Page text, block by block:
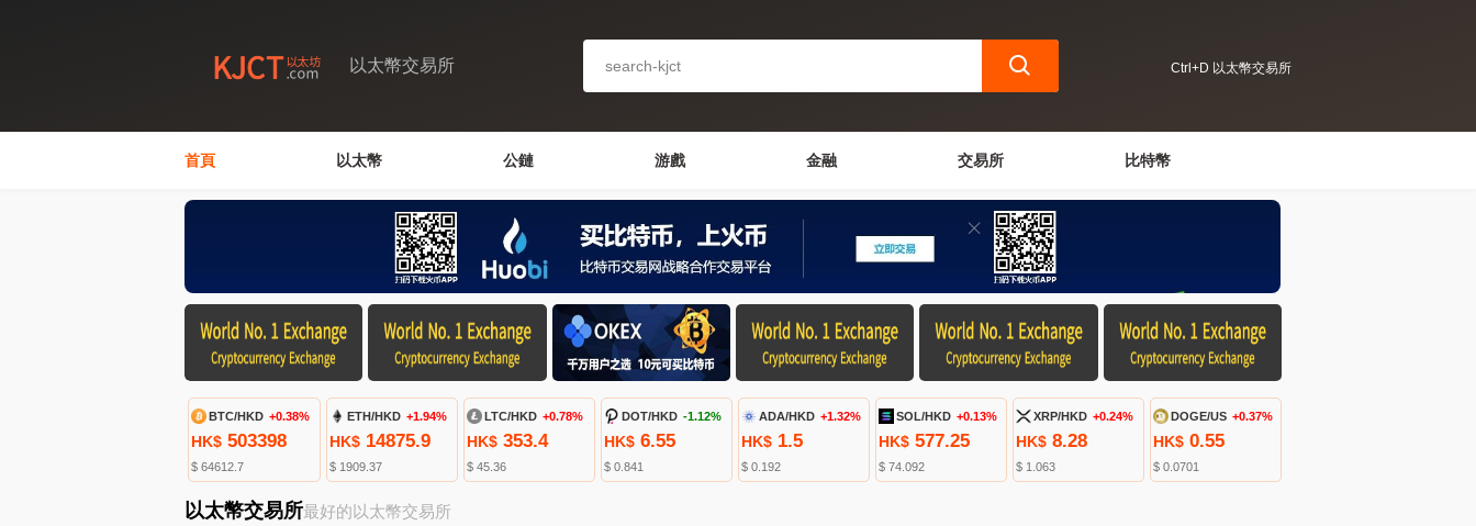
以太幣交易所 Ctrl+D 以太幣交易所
首頁 以太幣 公鏈 游戲 金融 交易所 比特幣
BTC/HKD +0.38%
HK$ 503398
$ 64612.7
ETH/HKD +1.94%
HK$14875.9
$ 1909.37
LTC/HKD +0.78%
HK$353.4
$ 45.36
DOT/HKD -1.12%
HK$6.55
$ 0.841
ADA/HKD +1.32%
HK$1.5
$ 0.192
SOL/HKD +0.13%
HK$ 577.25
$ 74.092
XRP/HKD +0.24%
HK$ 8.28
$ 1.063
DOGE/US +0.37%
HK$ 0.55
$ 0.0701
以太幣交易所最好的以太幣交易所